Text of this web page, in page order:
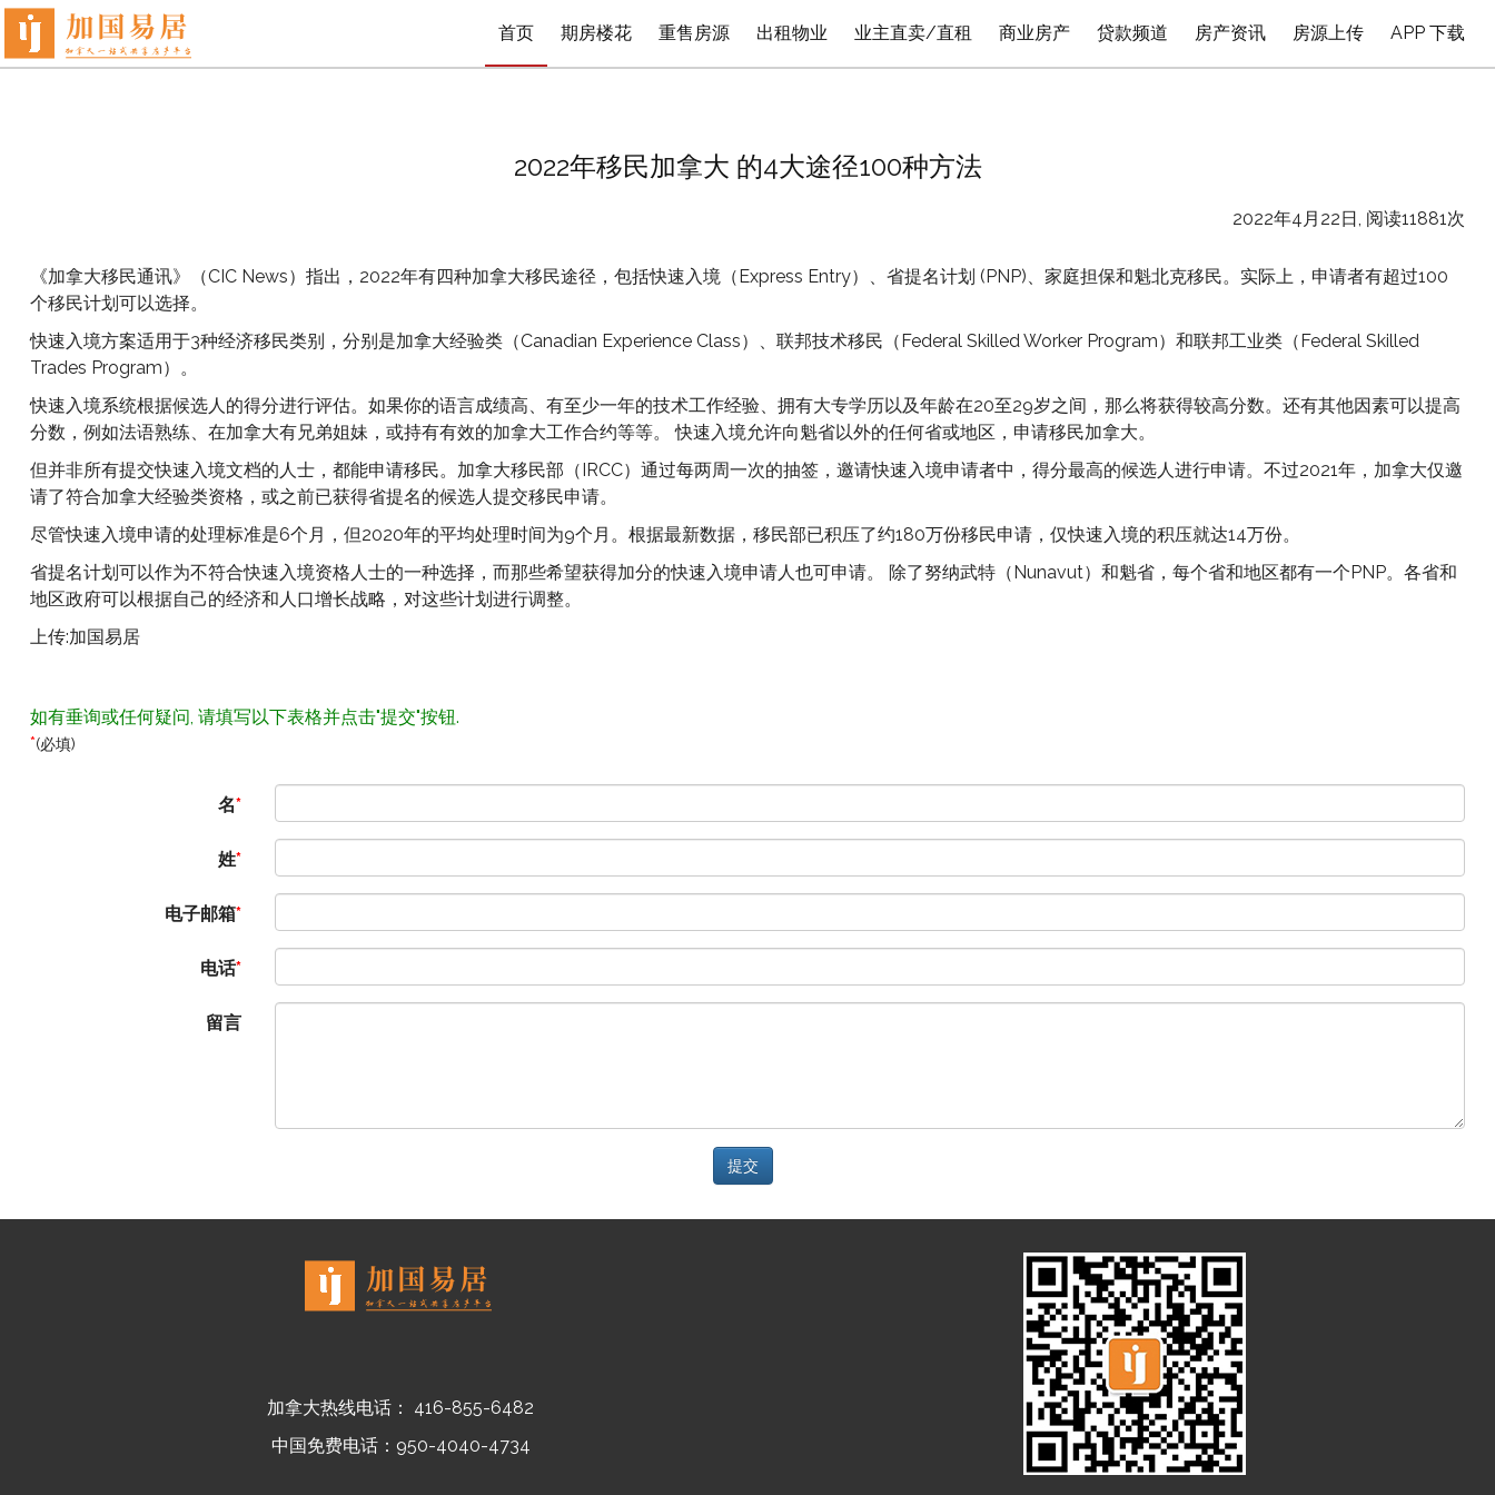
首页 期房楼花 重售房源 出租物业 业主直卖/直租 商业房产 贷款频道 房产资讯 房源上传 APP 下载
2022年移民加拿大 的4大途径100种方法
2022年4月22日, 阅读11881次
《加拿大移民通讯》（CIC News）指出，2022年有四种加拿大移民途径，包括快速入境（Express Entry）、省提名计划 (PNP)、家庭担保和魁北克移民。实际上，申请者有超过100
个移民计划可以选择。
快速入境方案适用于3种经济移民类别，分别是加拿大经验类（Canadian Experience Class）、联邦技术移民（Federal Skilled Worker Program）和联邦工业类（Federal Skilled
Trades Program）。
快速入境系统根据候选人的得分进行评估。如果你的语言成绩高、有至少一年的技术工作经验、拥有大专学历以及年龄在20至29岁之间，那么将获得较高分数。还有其他因素可以提高
分数，例如法语熟练、在加拿大有兄弟姐妹，或持有有效的加拿大工作合约等等。 快速入境允许向魁省以外的任何省或地区，申请移民加拿大。
但并非所有提交快速入境文档的人士，都能申请移民。加拿大移民部（IRCC）通过每两周一次的抽签，邀请快速入境申请者中，得分最高的候选人进行申请。不过2021年，加拿大仅邀
请了符合加拿大经验类资格，或之前已获得省提名的候选人提交移民申请。
尽管快速入境申请的处理标准是6个月，但2020年的平均处理时间为9个月。根据最新数据，移民部已积压了约180万份移民申请，仅快速入境的积压就达14万份。
省提名计划可以作为不符合快速入境资格人士的一种选择，而那些希望获得加分的快速入境申请人也可申请。 除了努纳武特（Nunavut）和魁省，每个省和地区都有一个PNP。各省和
地区政府可以根据自己的经济和人口增长战略，对这些计划进行调整。
上传:加国易居
如有垂询或任何疑问, 请填写以下表格并点击"提交"按钮.
*(必填)
名
姓
电子邮箱
电话
留言
加拿大热线电话： 416-855-6482
中国免费电话：950-4040-4734